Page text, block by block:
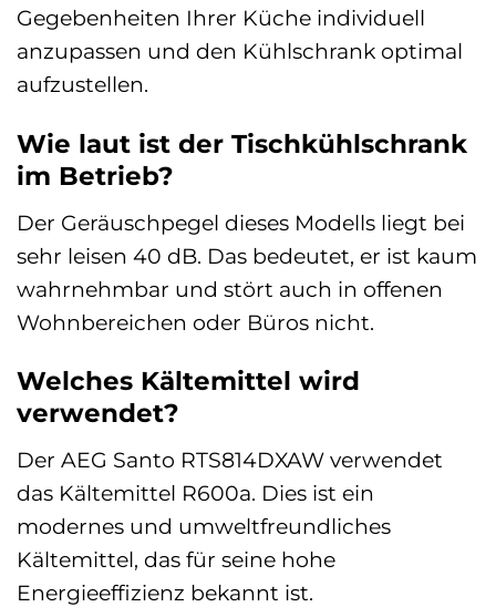
Gegebenheiten Ihrer Küche individuell
anzupassen und den Kühlschrank optimal
aufzustellen.
Wie laut ist der Tischkühlschrank
im Betrieb?
Der Geräuschpegel dieses Modells liegt bei
sehr leisen 40 dB. Das bedeutet, er ist kaum
wahrnehmbar und stört auch in offenen
Wohnbereichen oder Büros nicht.
Welches Kältemittel wird
verwendet?
Der AEG Santo RTS814DXAW verwendet
das Kältemittel R600a. Dies ist ein
modernes und umweltfreundliches
Kältemittel, das für seine hohe
Energieeffizienz bekannt ist.